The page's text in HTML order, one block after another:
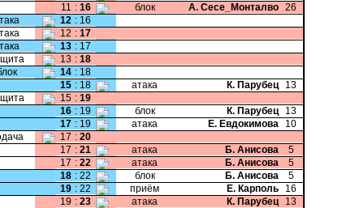
11 : 16 блок А. Сесе_Монталво 26
12 : 16
12 : 17
13 : 17
13 : 18
14 : 18
15 : 18 атака К. Парубец
13
15 : 19
16 : 19 блок К. Парубец
13
17 : 19 атака Е. Евдокимова
10
17 : 20
17 : 21 атака Б. Анисова
5
17 : 22 атака Б. Анисова
5
18 : 22 блок Б. Анисова
5
19 : 22 приём Е. Карполь
16
19 : 23 атака К. Парубец
13